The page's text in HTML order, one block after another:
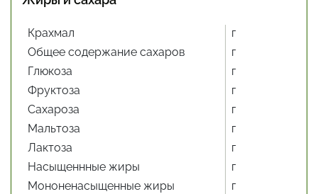
Крахмал
г
Общее содержание сахаров
г
Глюкоза
г
Фруктоза
г
Сахароза
г
Мальтоза
г
Лактоза
г
Насыщеннные жиры
г
Мононенасыщенные жиры
г